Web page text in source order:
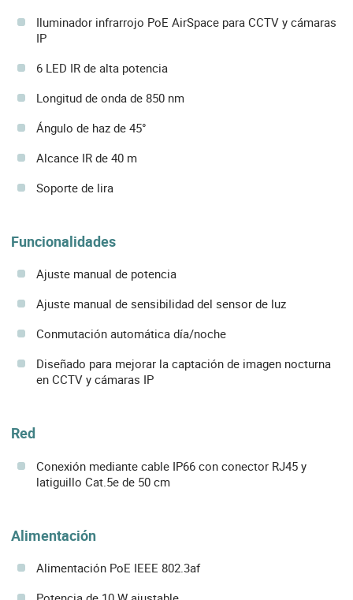
Iluminador infrarrojo PoE AirSpace para CCTV y cámaras
IP
6 LED IR de alta potencia
Longitud de onda de 850 nm
Ángulo de haz de 45°
Alcance IR de 40 m
Soporte de lira
Funcionalidades
Ajuste manual de potencia
Ajuste manual de sensibilidad del sensor de luz
Conmutación automática día/noche
Diseñado para mejorar la captación de imagen nocturna
en CCTV y cámaras IP
Red
Conexión mediante cable IP66 con conector RJ45 y
latiguillo Cat.5e de 50 cm
Alimentación
Alimentación PoE IEEE 802.3af